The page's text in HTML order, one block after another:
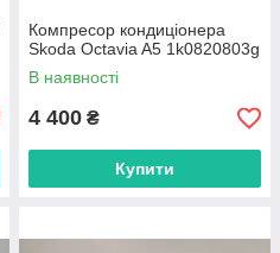
Компресор кондиціонера
Skoda Octavia A5 1k0820803g
В наявності
4 400 ₴
Купити